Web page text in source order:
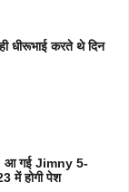
धीरूभाई करते थे दिन
गई Jimny 5-
में होगी पेश